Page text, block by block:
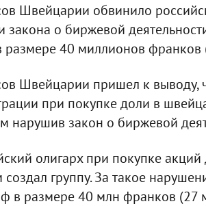
Швейцарии обвинило
о биржевой
размере 40 миллионов
Швейцарии пришел к выводу,
при покупке доли в
нарушив закон о биржевой
олигарх при покупке
группу. За такое
в размере 40 млн франков (27